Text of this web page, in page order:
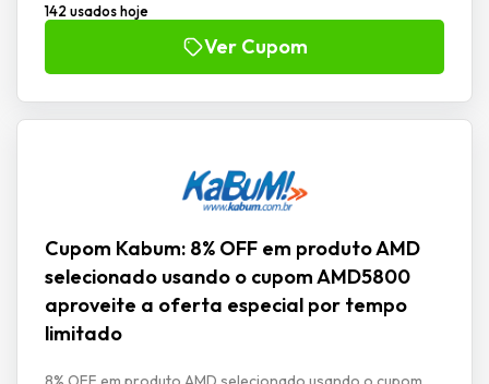
142 usados hoje
Ver Cupom
Cupom Kabum: 8% OFF em produto AMD
selecionado usando o cupom AMD5800
aproveite a oferta especial por tempo
limitado